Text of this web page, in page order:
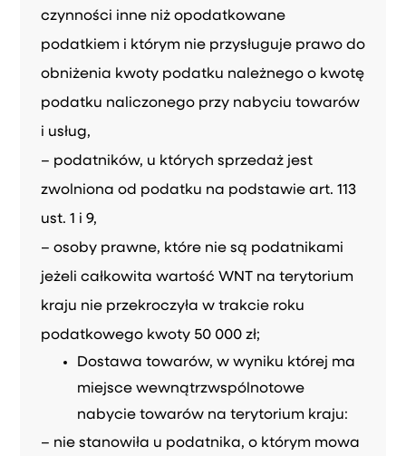
czynności inne niż opodatkowane
podatkiem i którym nie przysługuje prawo do
obniżenia kwoty podatku należnego o kwotę
podatku naliczonego przy nabyciu towarów
i usług,
– podatników, u których sprzedaż jest
zwolniona od podatku na podstawie art. 113
ust. 1 i 9,
– osoby prawne, które nie są podatnikami
jeżeli całkowita wartość WNT na terytorium
kraju nie przekroczyła w trakcie roku
podatkowego kwoty 50 000 zł;
Dostawa towarów, w wyniku której ma
miejsce wewnątrzwspólnotowe
nabycie towarów na terytorium kraju:
– nie stanowiła u podatnika, o którym mowa